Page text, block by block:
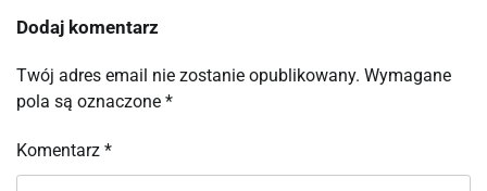
Dodaj komentarz
Twój adres email nie zostanie opublikowany. Wymagane
pola są oznaczone *
Komentarz *